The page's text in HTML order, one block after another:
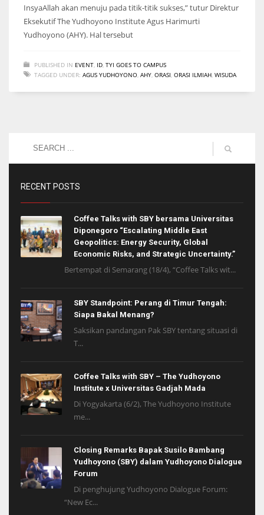
InsyaAllah akan menuju pada titik-titik sukses,” tutur Direktur
Eksekutif The Yudhoyono Institute Agus Harimurti
Yudhoyono (AHY). Hal tersebut
PUBLISHED IN EVENT ID TYI GOES TO CAMPUS
TAGGED UNDER: AGUS YUDHOYONO AHY ORASI ORASI ILMIAH WISUDA
RECENT POSTS
Coffee Talks with SBY bersama Universitas
Diponegoro “Escalating Middle East
Geopolitics: Energy Security, Global
Economic Risks, and Strategic Uncertainty.”
Bertempat di Semarang (18/4), “Coffee Talks wit...
SBY Standpoint: Perang di Timur Tengah:
Siapa Bakal Menang?
Saksikan pandangan Pak SBY tentang situasi di
T...
Coffee Talks with SBY – The Yudhoyono
Institute x Universitas Gadjah Mada
Di Yogyakarta (6/2), The Yudhoyono Institute
me...
Closing Remarks Bapak Susilo Bambang
Yudhoyono (SBY) dalam Yudhoyono Dialogue
Forum
Di penghujung Yudhoyono Dialogue Forum:
“New Ec...